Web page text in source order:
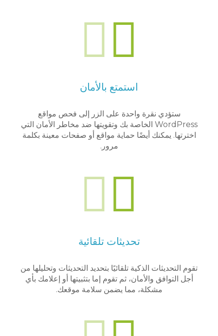
استمتع بالأمان
ستؤدي نقرة واحدة على الزر إلى فحص مواقع
WordPress الخاصة بك وتقويتها ضد مخاطر الأمان التي
اخترتها. يمكنك أيضًا حماية مواقع أو صفحات معينة بكلمة
مرور.
تحديثات تلقائية
تقوم التحديثات الذكية تلقائيًا بتحديد التحديثات وتحليلها من
أجل التوافق والأمان، ثم تقوم إما بتثبيتها أو إعلامك بأي
مشكلة، مما يضمن سلامة موقعك.